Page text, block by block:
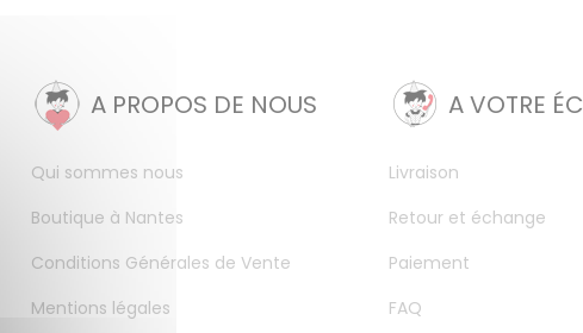
A PROPOS DE NOUS
Qui sommes nous
Boutique à Nantes
Conditions Générales de Vente
Mentions légales
A VOTRE
Livraison
Retour et échange
Paiement
FAQ